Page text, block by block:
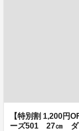
【特別割 1,200円
ーズ501 27㎝ ダ